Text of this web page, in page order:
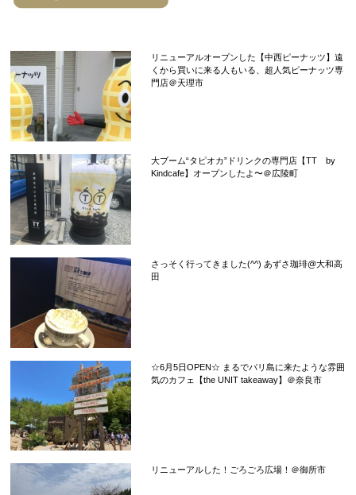
リニューアルオープンした【中西ピーナッツ】遠
くから買いに来る人もいる、超人気ピーナッツ専
門店＠天理市
大ブーム“タピオカ”ドリンクの専門店【TT by
Kindcafe】オープンしたよ〜＠広陵町
さっそく行ってきました(^^) あずさ珈琲@大和高
田
☆6月5日OPEN☆ まるでバリ島に来たような雰囲
気のカフェ【the UNIT takeaway】＠奈良市
リニューアルした！ごろごろ広場！＠御所市